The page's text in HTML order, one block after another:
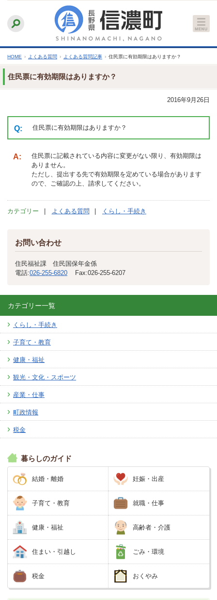
文
へ
ふりがなをつける
文字サイズ
縮小 標準 拡大
HOME › よくある質問 › よくある質問記事 › 住民票に有効期限はありますか？
住民票に有効期限はありますか？
2016年9月26日
住民票に有効期限はありますか？
住民票に記載されている内容に変更がない限り、有効期限は
ありません。
ただし、提出する先で有効期限を定めている場合があります
ので、ご確認の上、請求してください。
カテゴリー よくある質問 くらし・手続き
お問い合わせ
住民福祉課 住民国保年金係
電話:026-255-6820 Fax:026-255-6207
カテゴリー一覧
くらし・手続き
子育て・教育
健康・福祉
観光・文化・スポーツ
産業・仕事
町政情報
税金
暮らしのガイド
結婚・離婚 妊娠・出産
子育て・教育 就職・仕事
健康・福祉 高齢者・介護
住まい・引越し ごみ・環境
税金 おくやみ